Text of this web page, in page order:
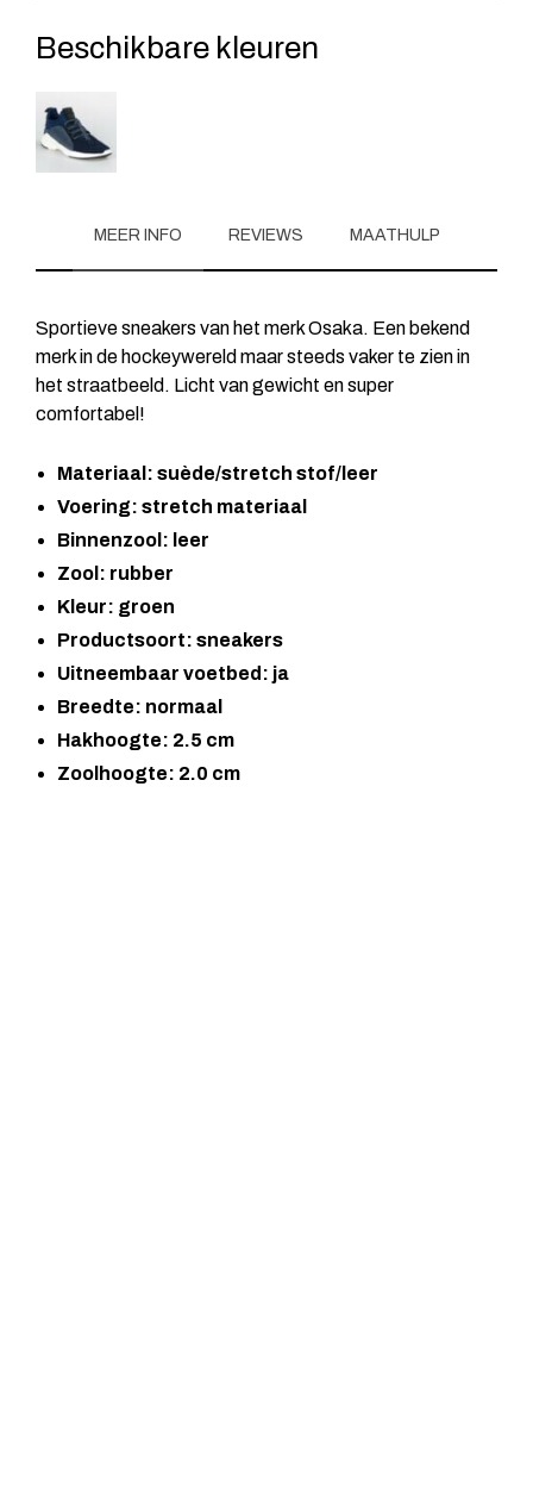
Beschikbare kleuren
MEER INFO REVIEWS MAATHULP
Sportieve sneakers van het merk Osaka. Een bekend
merk in de hockeywereld maar steeds vaker te zien in
het straatbeeld. Licht van gewicht en super
comfortabel!
Materiaal: suède/stretch stof/leer
Voering: stretch materiaal
Binnenzool: leer
Zool: rubber
Kleur: groen
Productsoort: sneakers
Uitneembaar voetbed: ja
Breedte: normaal
Hakhoogte: 2.5 cm
Zoolhoogte: 2.0 cm